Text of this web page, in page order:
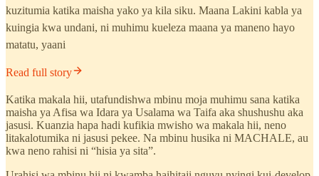
kuzitumia katika maisha yako ya kila siku. Maana Lakini kabla ya
kuingia kwa undani, ni muhimu kueleza maana ya maneno hayo
matatu, yaani
Read full story
Katika makala hii, utafundishwa mbinu moja muhimu sana katika
maisha ya Afisa wa Idara ya Usalama wa Taifa aka shushushu aka
jasusi. Kuanzia hapa hadi kufikia mwisho wa makala hii, neno
litakalotumika ni jasusi pekee. Na mbinu husika ni MACHALE, au
kwa neno rahisi ni “hisia ya sita”.